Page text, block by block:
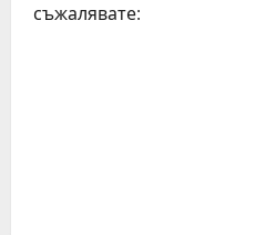
съжалявате: